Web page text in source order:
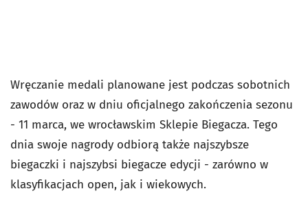
Wręczanie medali planowane jest podczas sobotnich
zawodów oraz w dniu oficjalnego zakończenia sezonu
- 11 marca, we wrocławskim Sklepie Biegacza. Tego
dnia swoje nagrody odbiorą także najszybsze
biegaczki i najszybsi biegacze edycji - zarówno w
klasyfikacjach open, jak i wiekowych.